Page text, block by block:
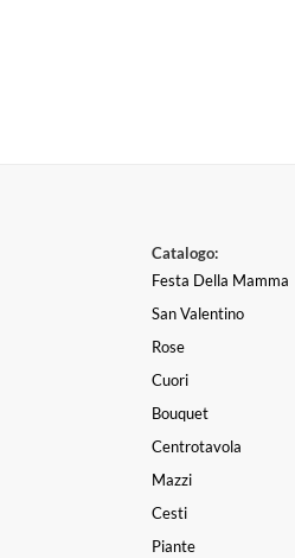
Catalogo:
Festa Della Mamma
San Valentino
Rose
Cuori
Bouquet
Centrotavola
Mazzi
Cesti
Piante